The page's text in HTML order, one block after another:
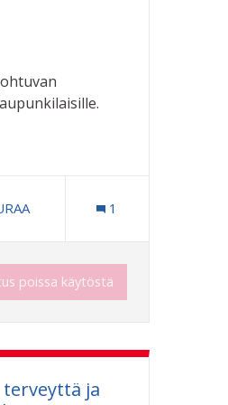
ja hyvinvointi
1
poissa käytöstä
ja